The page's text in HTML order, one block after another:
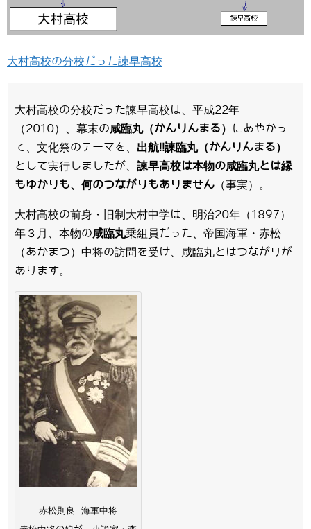
大村高校の分校だった諫早高校
大村高校の分校だった諫早高校は、平成22年
（2010）、幕末の咸臨丸（かんりんまる）
にあやかっ
て、文化祭のテーマを、 出航!!諫臨丸（かんりんまる）
として実行しましたが、 諫早高校は本物の咸臨丸とは縁
もゆかりも、何のつながりもありません （事実）。
大村高校の前身・旧制大村中学は、明治20年（1897）
年３月、本物の咸臨丸乗組員だった、帝国海軍・赤松
（あかまつ）中将の訪問を受け、咸臨丸とはつながりが
あります。
赤松則良 海軍中将